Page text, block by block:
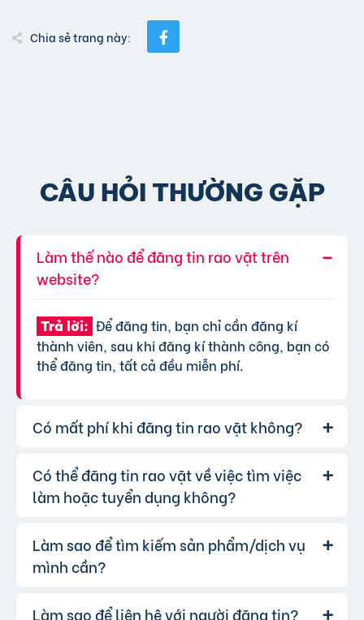
Chia sẻ trang này:
CÂU HỎI THƯỜNG GẶP
Làm thế nào để đăng tin rao vặt trên
website?
Trả lời: Để đăng tin, bạn chỉ cần đăng kí
thành viên, sau khi đăng kí thành công, bạn có
thể đăng tin, tất cả đều miễn phí.
Có mất phí khi đăng tin rao vặt không?
Trả lời: Chúng tôi cung cấp gói đăng tin miễn
phí cơ bản cho tất cả người dùng. Tuy nhiên, để
thị, bạn có thể lựa chọn các gói dịch vụ nâng
cấp với chi phí hợp lý, xem thêmphí dịch vụ tin
VIP.
Có thể đăng tin rao vặt về việc tìm việc
làm hoặc tuyển dụng không?
Trả lời: Hoàn toàn có thể. Website của chúng
tôi hỗ trợ đăng tin tuyển dụng và tìm việc làm.
đủ thông tin.
Làm sao để tìm kiếm sản phẩm/dịch vụ
mình cần?
Trả lời: Bạn có thể sử dụng công cụ tìm kiếm
Làm sao để liên hệ với người đăng tin?